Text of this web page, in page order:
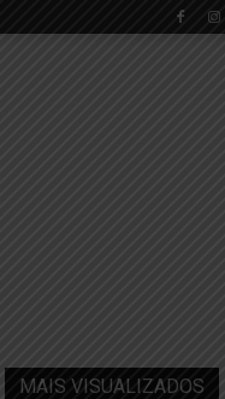
MAIS VISUALIZADOS